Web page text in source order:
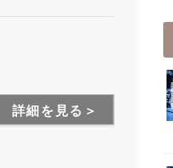
詳細を見る＞